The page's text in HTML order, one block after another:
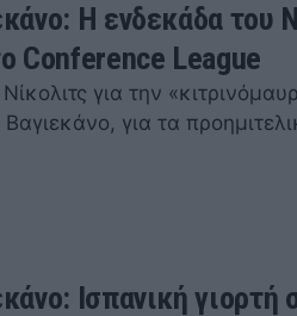
Η ενδεκάδα του
Conference League
για την
για τα
Ισπανική γιορτή